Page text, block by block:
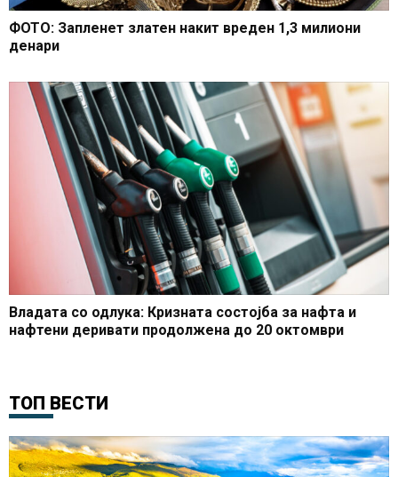
ФОТО: Запленет златен накит вреден 1,3 милиони
денари
Владата со одлука: Кризната состојба за нафта и
нафтени деривати продолжена до 20 октомври
ТОП ВЕСТИ